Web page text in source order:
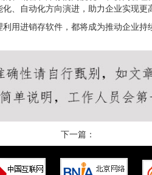
、自动化方向演进，助力企业实现更
用进销存软件，都将成为推动企业
下一篇：